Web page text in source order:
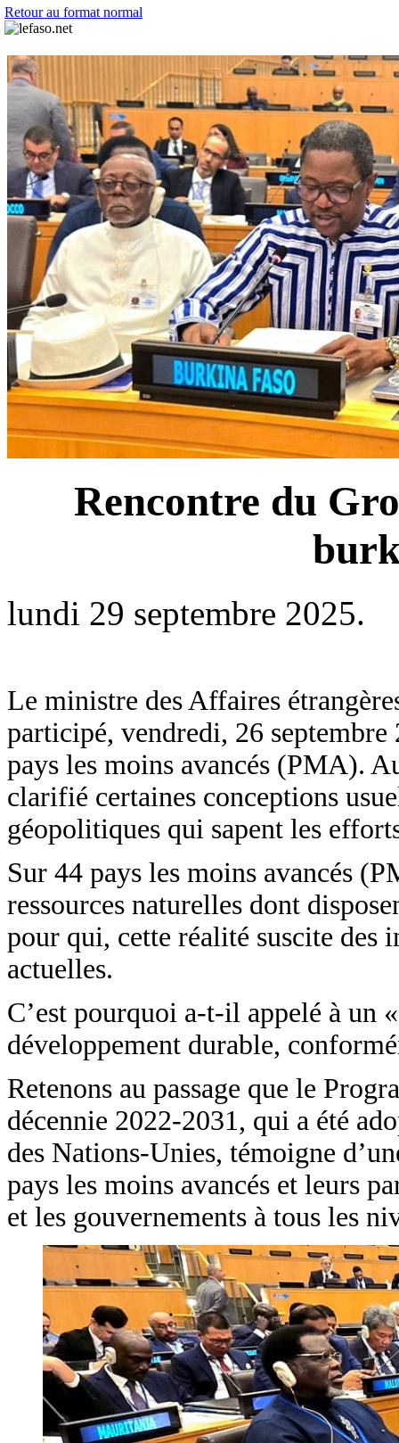
Retour au format normal
Rencontre du
lundi 29 septembre 2025.
Le ministre des Affaires
participé, vendredi, 26
pays les moins avancés (PMA).
clarifié certaines conceptions
géopolitiques qui sapent les
Sur 44 pays les moins avancés
ressources naturelles dont
pour qui, cette réalité suscite des
actuelles.
C’est pourquoi a-t-il appelé à un
développement durable,
Retenons au passage que le
décennie 2022-2031, qui a été
des Nations-Unies, témoigne
pays les moins avancés et leurs
et les gouvernements à tous les